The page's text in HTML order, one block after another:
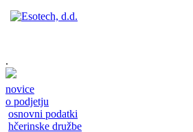
.
novice
o podjetju
osnovni podatki
hčerinske družbe